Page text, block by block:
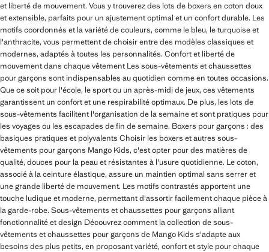
et liberté de mouvement. Vous y trouverez des lots de boxers en coton doux
et extensible, parfaits pour un ajustement optimal et un confort durable. Les
motifs coordonnés et la variété de couleurs, comme le bleu, le turquoise et
l'anthracite, vous permettent de choisir entre des modèles classiques et
modernes, adaptés à toutes les personnalités. Confort et liberté de
mouvement dans chaque vêtement Les sous-vêtements et chaussettes
pour garçons sont indispensables au quotidien comme en toutes occasions.
Que ce soit pour l'école, le sport ou un après-midi de jeux, ces vêtements
garantissent un confort et une respirabilité optimaux. De plus, les lots de
sous-vêtements facilitent l'organisation de la semaine et sont pratiques pour
les voyages ou les escapades de fin de semaine. Boxers pour garçons : des
basiques pratiques et polyvalents Choisir les boxers et autres sous-
vêtements pour garçons Mango Kids, c'est opter pour des matières de
qualité, douces pour la peau et résistantes à l'usure quotidienne. Le coton,
associé à la ceinture élastique, assure un maintien optimal sans serrer et
une grande liberté de mouvement. Les motifs contrastés apportent une
touche ludique et moderne, permettant d'assortir facilement chaque pièce à
la garde-robe. Sous-vêtements et chaussettes pour garçons alliant
fonctionnalité et design Découvrez comment la collection de sous-
vêtements et chaussettes pour garçons de Mango Kids s'adapte aux
besoins des plus petits, en proposant variété, confort et style pour chaque